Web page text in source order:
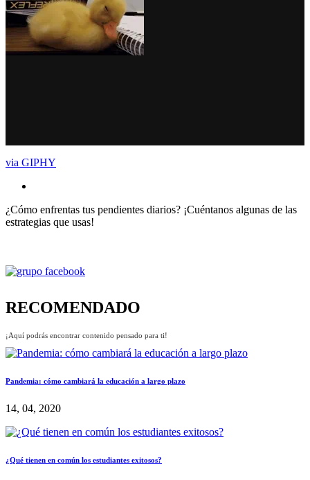
via GIPHY
¿Cómo enfrentas tus pendientes diarios? ¡Cuéntanos algunas de las
estrategias que usas!
RECOMENDADO
¡Aquí podrás encontrar contenido pensado para ti!
Pandemia: cómo cambiará la educación a largo plazo
14, 04, 2020
¿Qué tienen en común los estudiantes exitosos?